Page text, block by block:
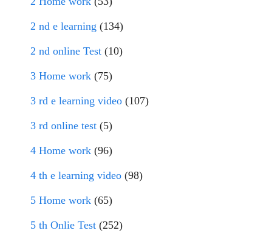
2 nd e learning (134)
2 nd online Test (10)
3 Home work (75)
3 rd e learning video (107)
3 rd online test (5)
4 Home work (96)
4 th e learning video (98)
5 Home work (65)
5 th Onlie Test (252)